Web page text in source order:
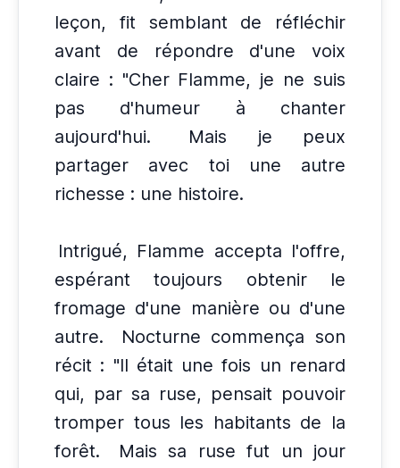
leçon, fit semblant de réfléchir
avant de répondre d'une voix
claire : "Cher Flamme, je ne suis
pas d'humeur à chanter
aujourd'hui.
Mais je peux
partager avec toi une autre
richesse : une histoire.
Intrigué, Flamme accepta l'offre,
espérant toujours obtenir le
fromage d'une manière ou d'une
autre.
Nocturne commença son
récit : "Il était une fois un renard
qui, par sa ruse, pensait pouvoir
tromper tous les habitants de la
forêt.
Mais sa ruse fut un jour